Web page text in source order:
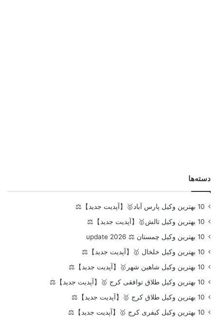
دسته‌ها
10 بهترین وکیل پارس آباد🥇【آپدیت جدید】⚖️
10 بهترین وکیل تالش🥇【آپدیت جدید】⚖️
10 بهترین وکیل چمستان ⚖️ update 2026
10 بهترین وکیل خلخال 🥇【آپدیت جدید】⚖️
10 بهترین وکیل شاهین شهر🥇【آپدیت جدید】⚖️
10 بهترین وکیل طلاق توافقی کرج 🥇【آپدیت جدید】⚖️
10 بهترین وکیل طلاق کرج 🥇【آپدیت جدید】⚖️
10 بهترین وکیل کیفری کرج 🥇【آپدیت جدید】⚖️